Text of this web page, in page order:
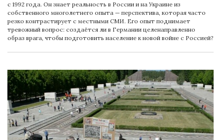
с 1992 года. Он знает реальность в России и на Украине из
собственного многолетнего опыта — перспектива, которая часто
резко контрастирует с местными СМИ. Его опыт поднимает
тревожный вопрос: создаётся ли в Германии целенаправленно
образ врага, чтобы подготовить население к новой войне с Россией?